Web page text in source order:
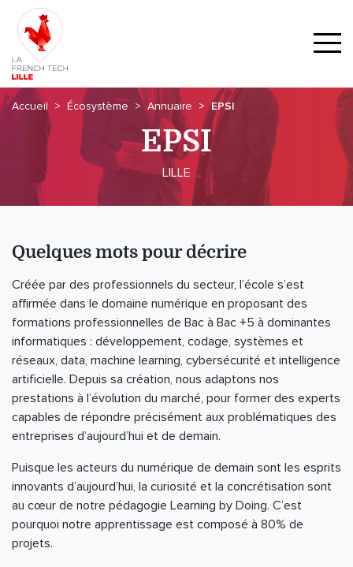
Accueil Écosystème Annuaire EPSI
EPSI
LILLE
Quelques mots pour décrire
Créée par des professionnels du secteur, l’école s’est
affirmée dans le domaine numérique en proposant des
formations professionnelles de Bac à Bac +5 à dominantes
informatiques : développement, codage, systèmes et
réseaux, data, machine learning, cybersécurité et intelligence
artificielle. Depuis sa création, nous adaptons nos
prestations à l’évolution du marché, pour former des experts
capables de répondre précisément aux problématiques des
entreprises d’aujourd’hui et de demain.
Puisque les acteurs du numérique de demain sont les esprits
innovants d’aujourd’hui, la curiosité et la concrétisation sont
au cœur de notre pédagogie Learning by Doing. C’est
pourquoi notre apprentissage est composé à 80% de
projets.